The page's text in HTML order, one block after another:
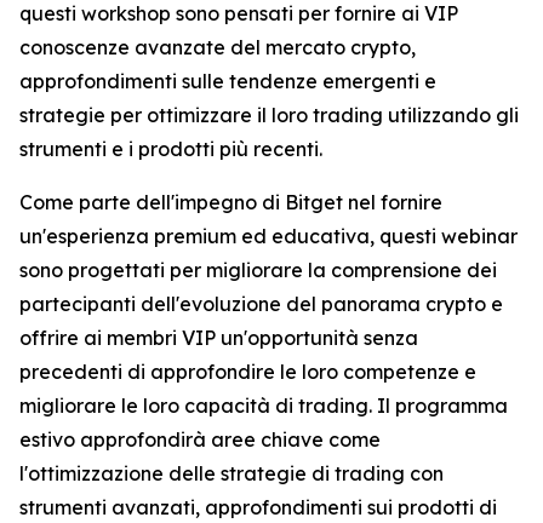
questi workshop sono pensati per fornire ai VIP
conoscenze avanzate del mercato crypto,
approfondimenti sulle tendenze emergenti e
strategie per ottimizzare il loro trading utilizzando gli
strumenti e i prodotti più recenti.
Come parte dell'impegno di Bitget nel fornire
un'esperienza premium ed educativa, questi webinar
sono progettati per migliorare la comprensione dei
partecipanti dell'evoluzione del panorama crypto e
offrire ai membri VIP un'opportunità senza
precedenti di approfondire le loro competenze e
migliorare le loro capacità di trading. Il programma
estivo approfondirà aree chiave come
l'ottimizzazione delle strategie di trading con
strumenti avanzati, approfondimenti sui prodotti di